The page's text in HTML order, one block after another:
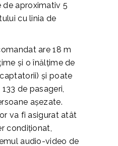
aproximativ 5
cu linia de
are 18 m
și o înălțime de
și poate
de pasageri,
așezate.
va fi asigurat atât
condiționat,
audio-video de